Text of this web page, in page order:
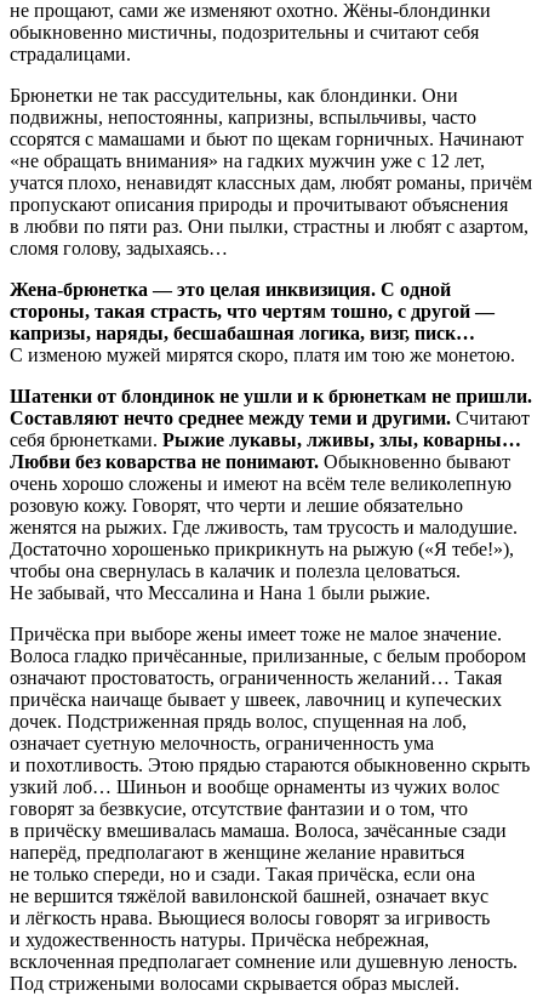
не прощают, сами же изменяют охотно. Жёны-блондинки
обыкновенно мистичны, подозрительны и считают себя
страдалицами.
Брюнетки не так рассудительны, как блондинки. Они
подвижны, непостоянны, капризны, вспыльчивы, часто
ссорятся с мамашами и бьют по щекам горничных. Начинают
«не обращать внимания» на гадких мужчин уже с 12 лет,
учатся плохо, ненавидят классных дам, любят романы, причём
пропускают описания природы и прочитывают объяснения
в любви по пяти раз. Они пылки, страстны и любят с азартом,
сломя голову, задыхаясь…
Жена-брюнетка — это целая инквизиция. С одной
стороны, такая страсть, что чертям тошно, с другой —
капризы, наряды, бесшабашная логика, визг, писк…
С изменою мужей мирятся скоро, платя им тою же монетою.
Шатенки от блондинок не ушли и к брюнеткам не пришли.
Составляют нечто среднее между теми и другими. Считают
себя брюнетками. Рыжие лукавы, лживы, злы, коварны…
Любви без коварства не понимают. Обыкновенно бывают
очень хорошо сложены и имеют на всём теле великолепную
розовую кожу. Говорят, что черти и лешие обязательно
женятся на рыжих. Где лживость, там трусость и малодушие.
Достаточно хорошенько прикрикнуть на рыжую («Я тебе!»),
чтобы она свернулась в калачик и полезла целоваться.
Нe забывай, что Мессалина и Нана 1 были рыжие.
Причёска при выборе жены имеет тоже не малое значение.
Волоса гладко причёсанные, прилизанные, с белым пробором
означают простоватость, ограниченность желаний… Такая
причёска наичаще бывает у швеек, лавочниц и купеческих
дочек. Подстриженная прядь волос, спущенная на лоб,
означает суетную мелочность, ограниченность ума
и похотливость. Этою прядью стараются обыкновенно скрыть
узкий лоб… Шиньон и вообще орнаменты из чужих волос
говорят за безвкусие, отсутствие фантазии и о том, что
в причёску вмешивалась мамаша. Волоса, зачёсанные сзади
наперёд, предполагают в женщине желание нравиться
не только спереди, но и сзади. Такая причёска, если она
не вершится тяжёлой вавилонской башней, означает вкус
и лёгкость нрава. Вьющиеся волосы говорят за игривость
и художественность натуры. Причёска небрежная,
всклоченная предполагает сомнение или душевную леность.
Под стрижеными волосами скрывается образ мыслей.